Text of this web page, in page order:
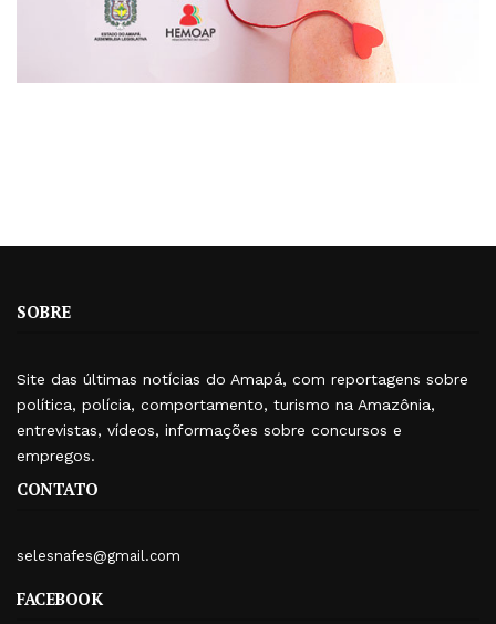
SOBRE
Site das últimas notícias do Amapá, com reportagens sobre
política, polícia, comportamento, turismo na Amazônia,
entrevistas, vídeos, informações sobre concursos e
empregos.
CONTATO
selesnafes@gmail.com
FACEBOOK